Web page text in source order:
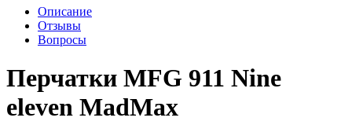
Описание
Отзывы
Вопросы
Перчатки MFG 911 Nine
eleven MadMax